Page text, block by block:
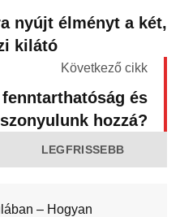
nyújt élményt a két,
kilátó
Következő cikk
és
hozzá?
LEGFRISSEBB
– Hogyan